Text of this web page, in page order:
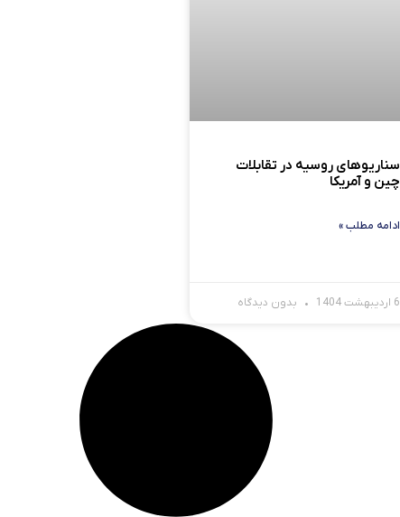
سناریوهای روسیه در تقابلات
چین و آمریکا
ادامه مطلب »
6 اردیبهشت 1404 بدون دیدگاه